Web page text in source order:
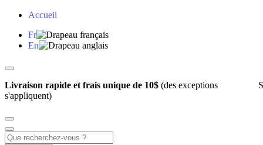
Accueil
Fr
En
Livraison rapide et frais unique de 10$ (des exceptions
s'appliquent)